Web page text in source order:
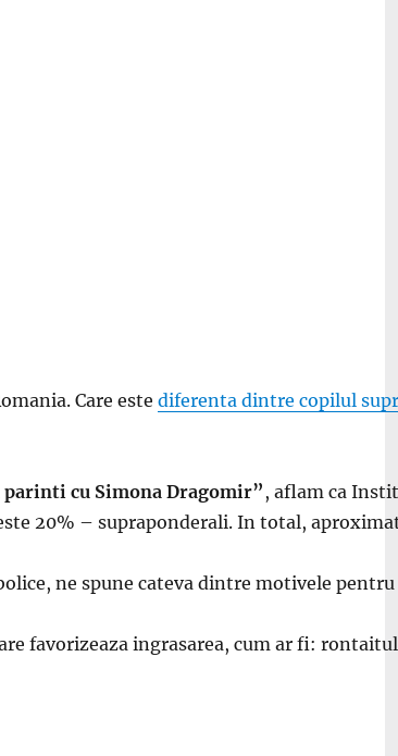
Care este diferenta dintre copilul
cu Simona Dragomir”, aflam ca
20% – supraponderali. In total,
ne spune cateva dintre motivele
favorizeaza ingrasarea, cum ar fi: